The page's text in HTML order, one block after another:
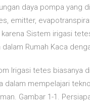
daya pompa yang
emitter,
Sistem irigasi
Rumah Kaca
Irigasi tetes
dalam mempelajari
Gambar 1-1.